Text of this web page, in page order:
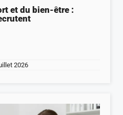
et du bien-être :
2026